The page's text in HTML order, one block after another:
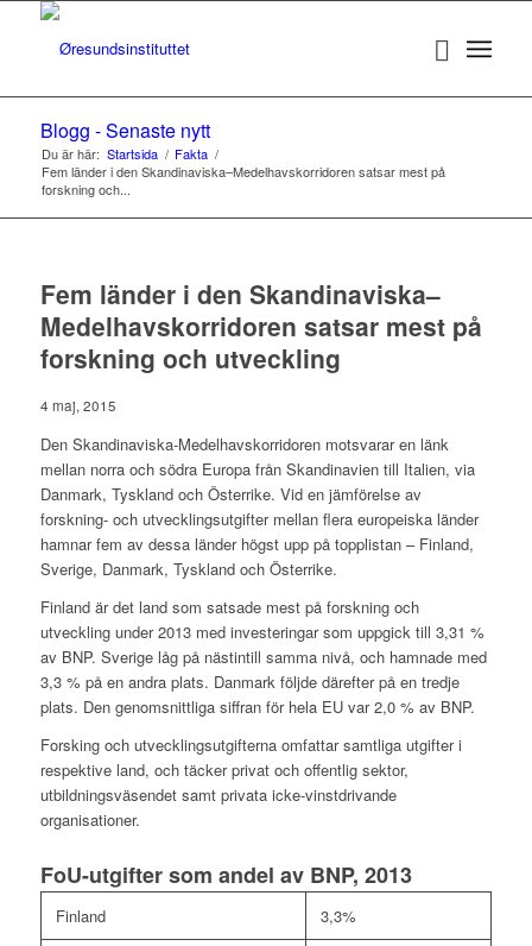
Blogg - Senaste nytt
Du är här: Startsida / Fakta /
Fem länder i den Skandinaviska–Medelhavskorridoren satsar mest på
forskning och...
Fem länder i den Skandinaviska–
Medelhavskorridoren satsar mest på
forskning och utveckling
4 maj, 2015
Den Skandinaviska-Medelhavskorridoren motsvarar en länk
mellan norra och södra Europa från Skandinavien till Italien, via
Danmark, Tyskland och Österrike. Vid en jämförelse av
forskning- och utvecklingsutgifter mellan flera europeiska länder
hamnar fem av dessa länder högst upp på topplistan – Finland,
Sverige, Danmark, Tyskland och Österrike.
Finland är det land som satsade mest på forskning och
utveckling under 2013 med investeringar som uppgick till 3,31 %
av BNP. Sverige låg på nästintill samma nivå, och hamnade med
3,3 % på en andra plats. Danmark följde därefter på en tredje
plats. Den genomsnittliga siffran för hela EU var 2,0 % av BNP.
Forsking och utvecklingsutgifterna omfattar samtliga utgifter i
respektive land, och täcker privat och offentlig sektor,
utbildningsväsendet samt privata icke-vinstdrivande
organisationer.
FoU-utgifter som andel av BNP, 2013
Finland 3,3%